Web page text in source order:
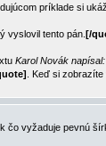
príklade si
vyslovil tento pán. [/
Karol Novák napísal:
. Keď si
čo vyžaduje pevnú